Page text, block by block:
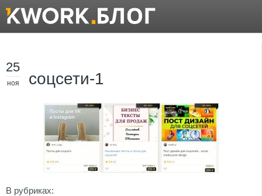
25
ноя соцсети-1
В рубриках: